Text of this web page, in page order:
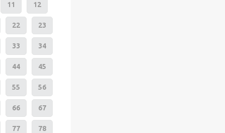
11 12
22 23
33 34
44 45
55 56
66 67
77 78